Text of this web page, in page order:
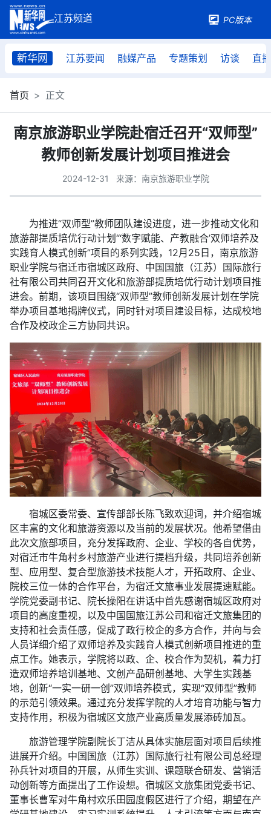
PC版本
新华网 江苏要闻 融媒产品 专题策划 访谈 直播
首页 正文
南京旅游职业学院赴宿迁召开“双师型”
教师创新发展计划项目推进会
2024-12-31 来源：南京旅游职业学院
为推进“双师型”教师团队建设进度，进一步推动文化和
旅游部提质培优行动计划“‘数字赋能、产教融合’双师培养及
实践育人模式创新”项目的系列实践，12月25日，南京旅游
职业学院与宿迁市宿城区政府、中国国旅（江苏）国际旅行
社有限公司共同召开文化和旅游部提质培优行动计划项目推
进会。前期，该项目围绕“双师型”教师创新发展计划在学院
举办项目基地揭牌仪式，同时针对项目建设目标，达成校地
合作及校政企三方协同共识。
宿城区委常委、宣传部部长陈飞致欢迎词，并介绍宿城
区丰富的文化和旅游资源以及当前的发展状况。他希望借由
此次文旅部项目，充分发挥政府、企业、学校的各自优势，
对宿迁市牛角村乡村旅游产业进行提档升级，共同培养创新
型、应用型、复合型旅游技术技能人才，开拓政府、企业、
院校三位一体的合作平台，为宿迁文旅事业发展提速赋能。
学院党委副书记、院长操阳在讲话中首先感谢宿城区政府对
项目的高度重视，以及中国国旅江苏公司和宿迁文旅集团的
支持和社会责任感，促成了政行校企的多方合作，并向与会
人员详细介绍了双师培养及实践育人模式创新项目推进的重
点工作。她表示，学院将以政、企、校合作为契机，着力打
造双师培养培训基地、文创产品研创基地、大学生实践基
地，创新“一实一研一创”双师培养模式，实现“双师型”教师
的示范引领效果。通过充分发挥学院的人才培育功能与智力
支持作用，积极为宿城区文旅产业高质量发展添砖加瓦。
旅游管理学院副院长丁洁从具体实施层面对项目后续推
进展开介绍。中国国旅（江苏）国际旅行社有限公司总经理
孙兵针对项目的开展，从师生实训、课题联合研发、营销活
动创新等方面提出了工作设想。宿城区文旅集团党委书记、
董事长曹军对牛角村欢乐田园度假区进行了介绍，期望在产